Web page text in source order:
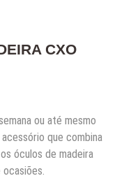
CXO
ou até mesmo
que combina
óculos de madeira